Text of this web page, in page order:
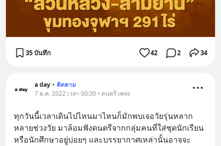
35 บันทึก 42 2 34
a day • ติดตาม
7 ต.ค. 2022 เวลา 00:30 • ดนตรี เพลง
ทุกวันนี้เวลาเดินไปไหนมาไหนก็มักพบเจอวัยรุ่นหลาก
หลายช่วงวัย มาล้อมฟังดนตรีจากกลุ่มคนที่ใส่ชุดนักเรียน
หรือนักศึกษาอยู่บ่อยๆ และบรรยากาศเหล่านั้นอาจจะ